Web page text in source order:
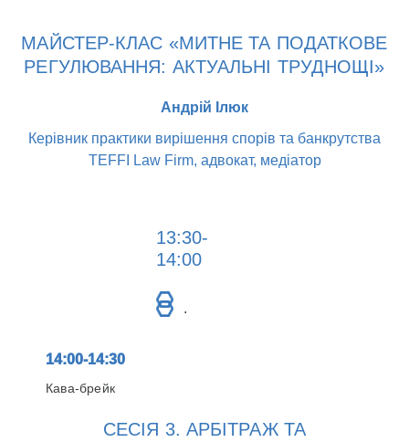
МАЙСТЕР-КЛАС «МИТНЕ ТА ПОДАТКОВЕ
РЕГУЛЮВАННЯ: АКТУАЛЬНІ ТРУДНОЩІ»
Андрій Ілюк
Керівник практики вирішення спорів та банкрутства
TEFFI Law Firm, адвокат, медіатор
13:30-
14:00
.
14:00-14:30
Кава-брейк
СЕСІЯ 3. АРБІТРАЖ ТА